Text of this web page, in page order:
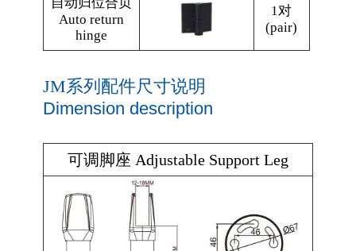
Auto return
hinge
1对
(pair)
JM系列配件尺寸说明
Dimension description
可调脚座 Adjustable Support Leg